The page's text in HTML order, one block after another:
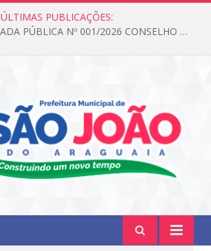
ÚLTIMAS PUBLICAÇÕES:
EDITAL DE CHAMADA PÚBLICA Nº 001/2026 CONSELHO DOS DIREITOS DA CRIANÇA E DO ADOLESCENTE